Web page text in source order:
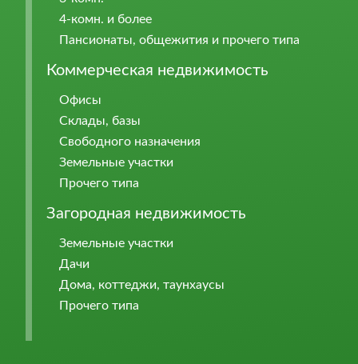
4-комн. и более
Пансионаты, общежития и прочего типа
Коммерческая недвижимость
Офисы
Склады, базы
Свободного назначения
Земельные участки
Прочего типа
Загородная недвижимость
Земельные участки
Дачи
Дома, коттеджи, таунхаусы
Прочего типа